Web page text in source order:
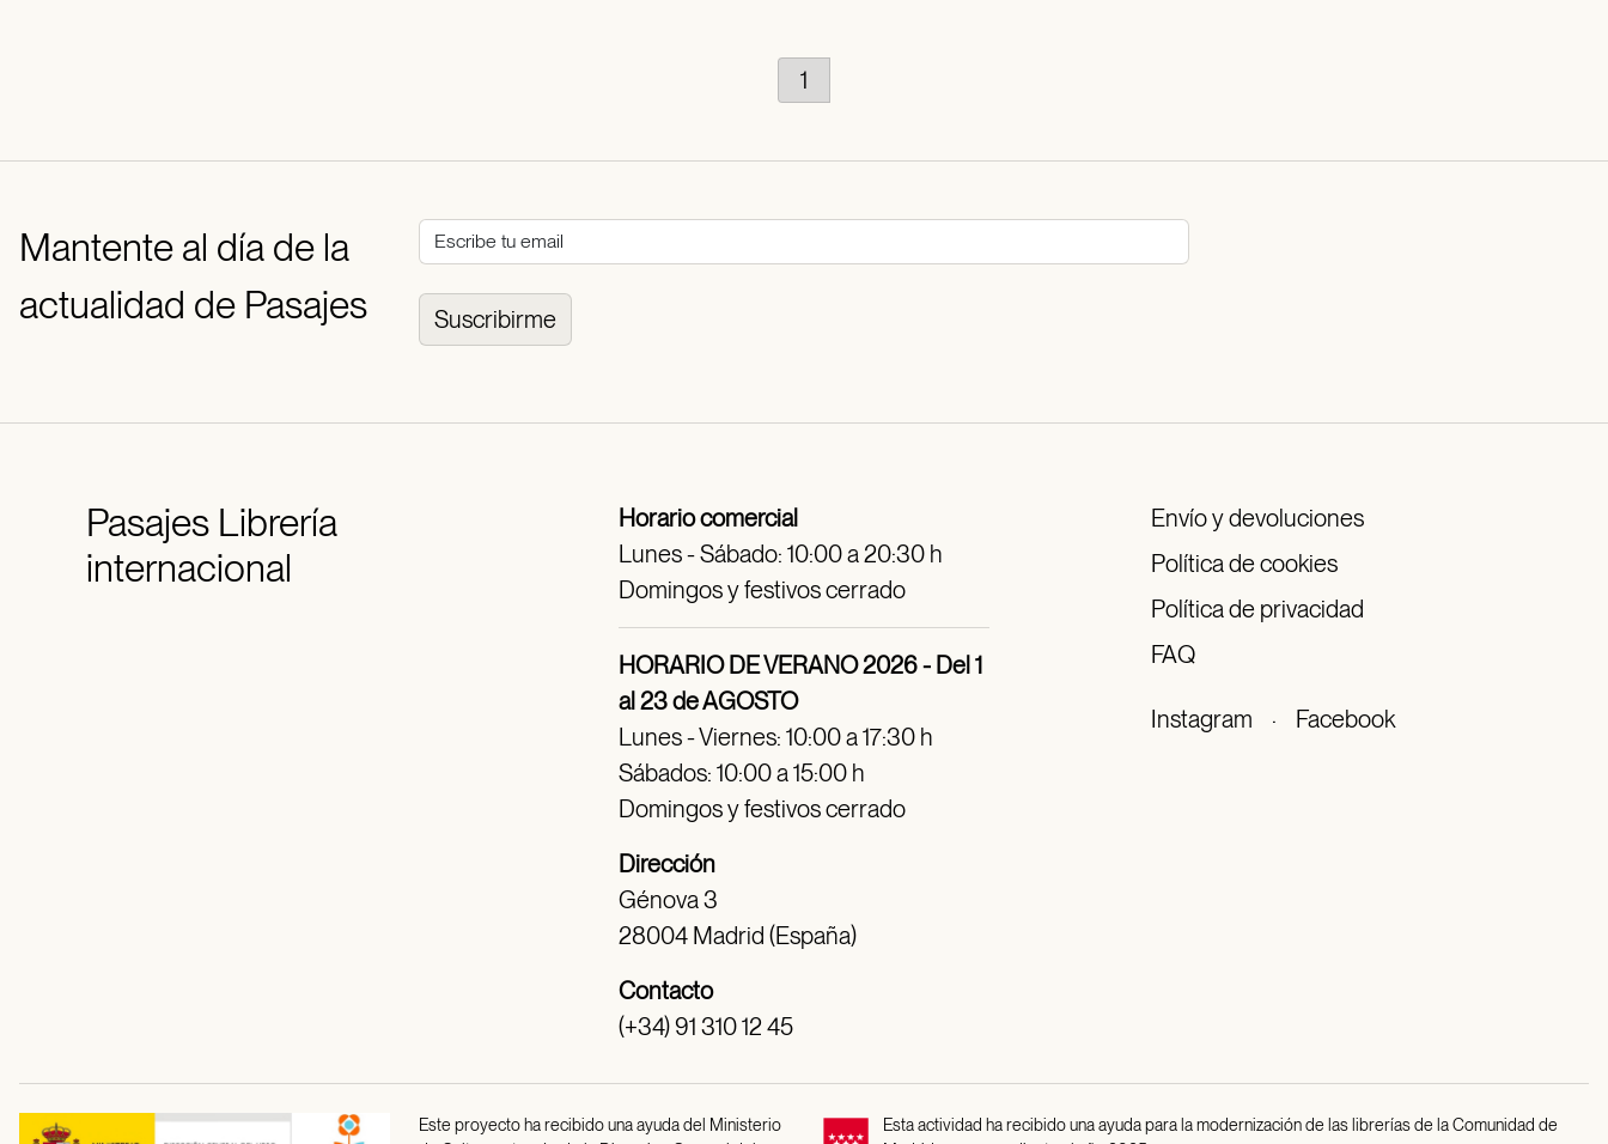
1
Mantente al día de la
actualidad de Pasajes
Suscribirme
PasajesLibrería
internacional
Horario comercial
Lunes - Sábado: 10:00 a 20:30 h
Domingos y festivos cerrado
HORARIO DE VERANO 2026 - Del 1
al 23 de AGOSTO
Lunes - Viernes: 10:00 a 17:30 h
Sábados: 10:00 a 15:00 h
Domingos y festivos cerrado
Dirección
Génova 3
28004 Madrid (España)
Contacto
(+34) 91 310 12 45
Envío y devoluciones
Política de cookies
Política de privacidad
FAQ
Instagram · Facebook
Este proyecto ha recibido una ayuda del Ministerio
Esta actividad ha recibido una ayuda para la modernización de las librerías de la Comunidad de